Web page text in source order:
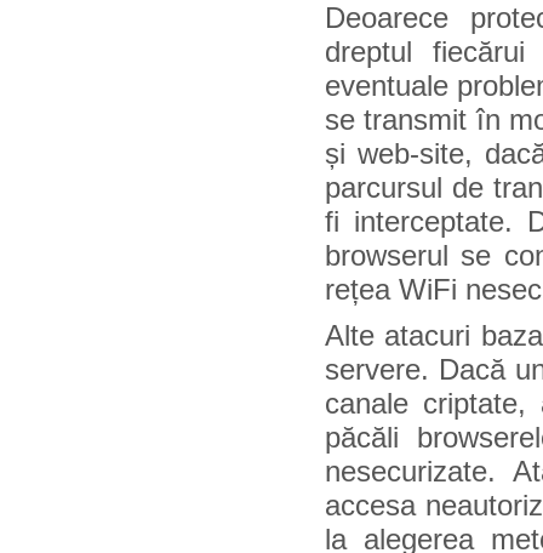
Deoarece
dreptul
eventuale
se transmit în
și web-site,
parcursul de
fi interceptate.
browserul se
rețea WiFi
Alte atacuri
servere. Dacă
canale criptate,
păcăli
nesecurizate.
accesa
la alegerea